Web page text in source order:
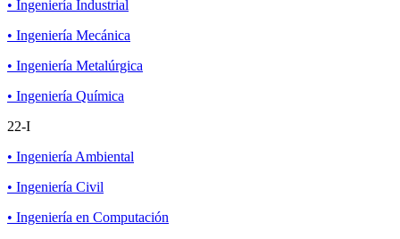
• Ingeniería Industrial
• Ingeniería Mecánica
• Ingeniería Metalúrgica
• Ingeniería Química
22-I
• Ingeniería Ambiental
• Ingeniería Civil
• Ingeniería en Computación